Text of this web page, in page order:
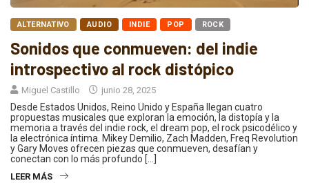
ALTERNATIVO AUDIO INDIE POP ROCK
Sonidos que conmueven: del indie
introspectivo al rock distópico
Miguel Castillo junio 28, 2025
Desde Estados Unidos, Reino Unido y España llegan cuatro
propuestas musicales que exploran la emoción, la distopía y la
memoria a través del indie rock, el dream pop, el rock psicodélico y
la electrónica íntima. Mikey Demilio, Zach Madden, Freq Revolution
y Gary Moves ofrecen piezas que conmueven, desafían y
conectan con lo más profundo […]
LEER MÁS